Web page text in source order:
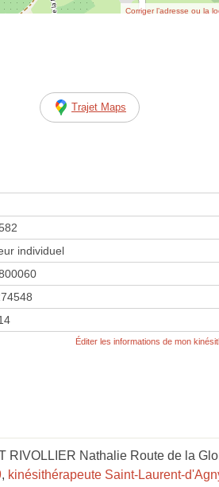
Corriger l’adresse ou la
Trajet Maps
individuel
Éditer les informations de mon
RIVOLLIER Nathalie Route de la
, kinésithérapeute Saint-Laurent-